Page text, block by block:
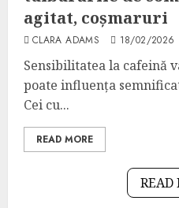
agitat, coșmaruri
CLARA ADAMS 18/02/2026
Sensibilitatea la cafeină
poate influența
Cei cu...
READ MORE
READ